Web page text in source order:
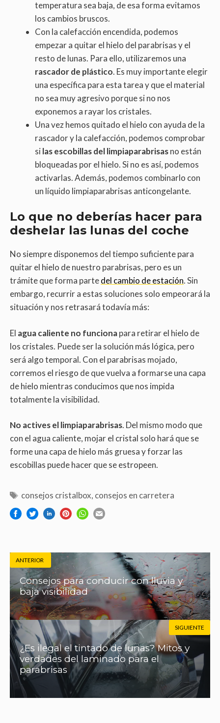
temperatura sea baja, de esa forma evitamos
los cambios bruscos.
Con la calefacción encendida, podemos
empezar a quitar el hielo del parabrisas y el
resto de lunas. Para ello, utilizaremos una
rascador de plástico. Es muy importante elegir
una específica para esta tarea y que el material
no sea muy agresivo porque si no nos
exponemos a rayar los cristales.
Una vez hemos quitado el hielo con ayuda de la
rascador y la calefacción, podemos comprobar
silas escobillas del limpiaparabrisasno están
bloqueadas por el hielo. Si no es así, podemos
activarlas. Además, podemos combinarlo con
un líquido limpiaparabrisas anticongelante.
Lo que no deberías hacer para
deshelar las lunas del coche
No siempre disponemos del tiempo suficiente para
quitar el hielo de nuestro parabrisas, pero es un
trámite que forma partedel cambio de estación. Sin
embargo, recurrir a estas soluciones solo empeorará la
situación y nos retrasará todavía más:
El agua caliente no funcionapara retirar el hielo de
los cristales. Puede ser la solución más lógica, pero
será algo temporal. Con el parabrisas mojado,
corremos el riesgo de que vuelva a formarse una capa
de hielo mientras conducimos que nos impida
totalmente la visibilidad.
No actives el limpiaparabrisas. Del mismo modo que
con el agua caliente, mojar el cristal solo hará que se
forme una capa de hielo más gruesa y forzar las
escobillas puede hacer que se estropeen.
consejos cristalbox, consejos en carretera
ANTERIOR
Consejos para conducir con lluvia y
baja visibilidad
¿Es ilegal el tintado de lunas? Mitos y
verdades del laminado para el
parabrisas
SIGUIENTE